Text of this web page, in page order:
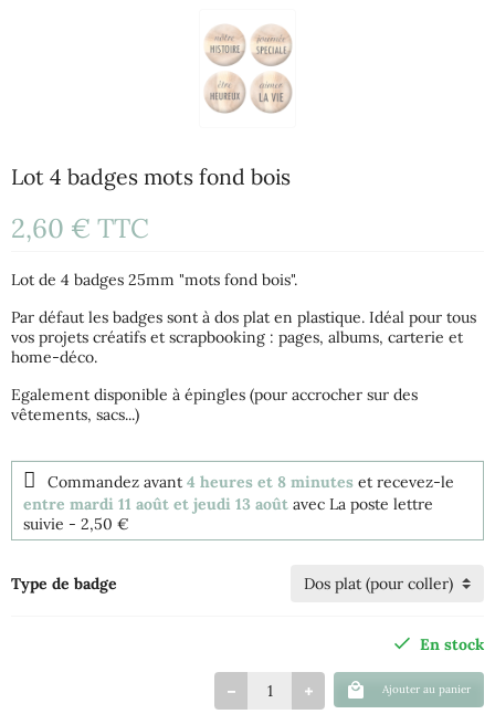
Lot 4 badges mots fond bois
2,60 € TTC
Lot de 4 badges 25mm "mots fond bois".
Par défaut les badges sont à dos plat en plastique. Idéal pour tous
vos projets créatifs et scrapbooking : pages, albums, carterie et
home-déco.
Egalement disponible à épingles (pour accrocher sur des
vêtements, sacs...)
Commandez avant 4 heures et 8 minutes et recevez-le
entre mardi 11 août et jeudi 13 août avec La poste lettre
suivie - 2,50 €
Type de badge
En stock
Ajouter au panier